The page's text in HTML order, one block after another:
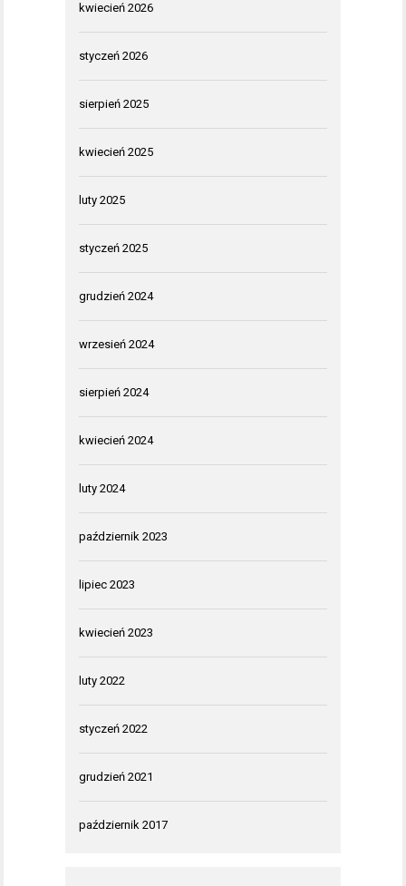
kwiecień 2026
styczeń 2026
sierpień 2025
kwiecień 2025
luty 2025
styczeń 2025
grudzień 2024
wrzesień 2024
sierpień 2024
kwiecień 2024
luty 2024
październik 2023
lipiec 2023
kwiecień 2023
luty 2022
styczeń 2022
grudzień 2021
październik 2017